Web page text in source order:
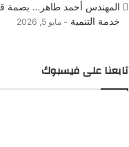
المهندس أحمد طاهر… بصمة
خدمة التنمية
مايو 5, 2026
تابعنا على فيسبوك